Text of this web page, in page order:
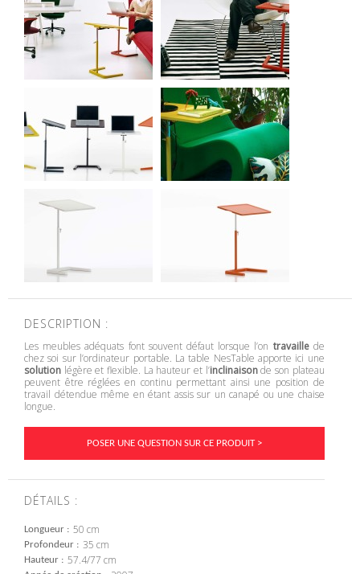
DESCRIPTION :
Les meubles adéquats font souvent défaut lorsque l’on travaillede
chez soi sur l’ordinateur portable. La table NesTable apporte ici une
solution légère et flexible. La hauteur et l’inclinaisonde son plateau
peuvent être réglées en continu permettant ainsi une position de
travail détendue même en étant assis sur un canapé ou une chaise
longue.
POSER UNE QUESTION SUR CE PRODUIT >
DÉTAILS :
Longueur 50 cm
Profondeur 35 cm
Hauteur 57.4/77 cm